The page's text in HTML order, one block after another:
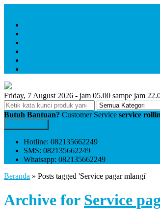
Friday, 7 August 2026 - jam 05.00 sampe jam
Butuh Bantuan? Customer Service service
Hotline: 082135662249
SMS: 082135662249
Whatsapp: 082135662249
Beranda » Posts tagged 'Service pagar mlangi'
Archive for Service